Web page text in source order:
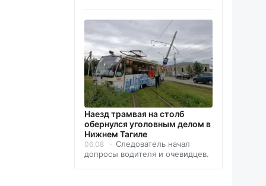
Наезд трамвая на столб
обернулся уголовным делом в
Нижнем Тагиле
06.08
Следователь начал
допросы водителя и очевидцев.